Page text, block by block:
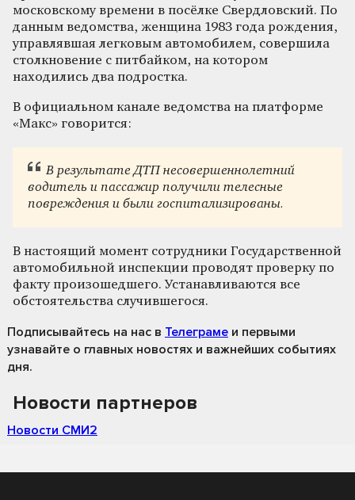
московскому времени в посёлке Свердловский. По
данным ведомства, женщина 1983 года рождения,
управлявшая легковым автомобилем, совершила
столкновение с питбайком, на котором
находились два подростка.
В официальном канале ведомства на платформе
«Макс» говорится:
В результате ДТП несовершеннолетний
водитель и пассажир получили телесные
повреждения и были госпитализированы.
В настоящий момент сотрудники Государственной
автомобильной инспекции проводят проверку по
факту произошедшего. Устанавливаются все
обстоятельства случившегося.
Подписывайтесь на нас в Телеграме и первыми
узнавайте о главных новостях и важнейших событиях
дня.
Новости партнеров
Новости СМИ2